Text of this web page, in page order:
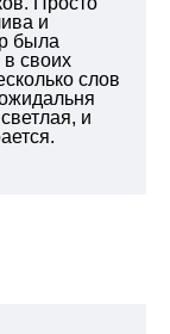
и
была
своих
слов
и